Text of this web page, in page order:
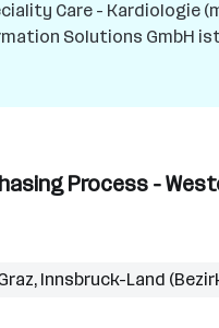
Care - Kardiologie
Solutions GmbH
Process -
, Innsbruck-Land